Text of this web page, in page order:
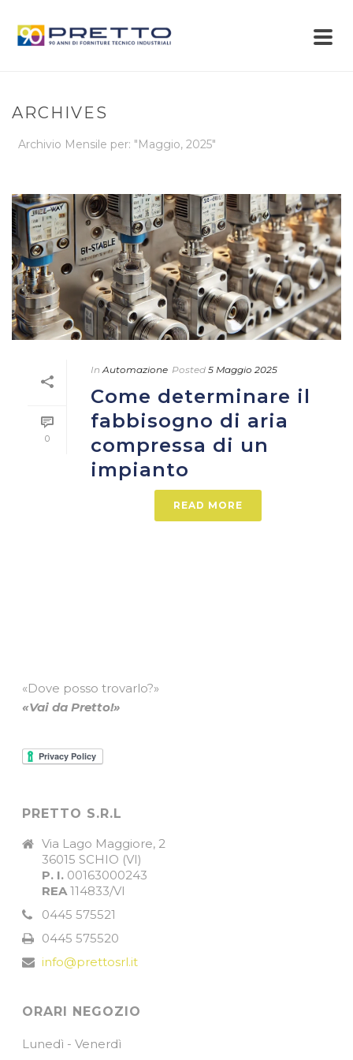
ARCHIVES
Archivio Mensile per: "Maggio, 2025"
0
In Automazione Posted 5 Maggio 2025
Come determinare il
fabbisogno di aria
compressa di un
impianto
READ MORE
«Dove posso trovarlo?»
«Vai da Pretto!»
PRETTO S.R.L
Via Lago Maggiore, 2
36015 SCHIO (VI)
P. I. 00163000243
REA 114833/VI
0445 575521
0445 575520
info@prettosrl.it
ORARI NEGOZIO
Lunedì - Venerdì